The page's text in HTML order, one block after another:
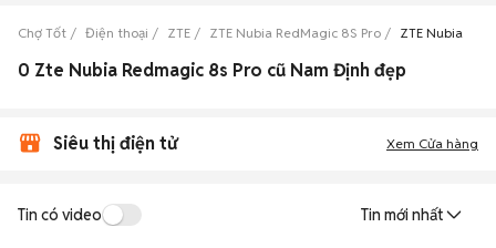
Chợ Tốt Điện thoại ZTE ZTE Nubia RedMagic 8S Pro ZTE Nubia
0 Zte Nubia Redmagic 8s Pro cũ Nam Định đẹp
Siêu thị điện tử Xem Cửa hàng
Tin có video Tin mới nhất